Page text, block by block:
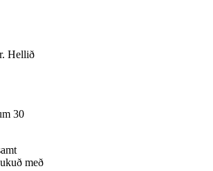
Hellið
30
með